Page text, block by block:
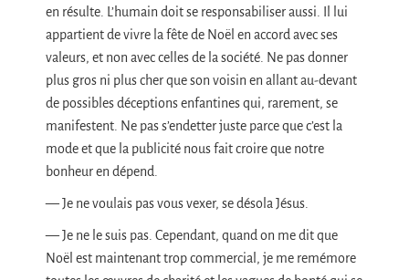
en résulte. L’humain doit se responsabiliser aussi. Il lui
appartient de vivre la fête de Noël en accord avec ses
valeurs, et non avec celles de la société. Ne pas donner
plus gros ni plus cher que son voisin en allant au-devant
de possibles déceptions enfantines qui, rarement, se
manifestent. Ne pas s’endetter juste parce que c’est la
mode et que la publicité nous fait croire que notre
bonheur en dépend.
— Je ne voulais pas vous vexer, se désola Jésus.
— Je ne le suis pas. Cependant, quand on me dit que
Noël est maintenant trop commercial, je me remémore